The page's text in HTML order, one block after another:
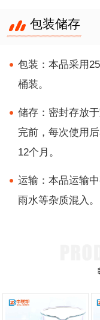
包装储存
包装：本品采用
桶装。
储存：密封存放
完前，每次使用
12个月。
运输：本品运输
雨水等杂质混入。